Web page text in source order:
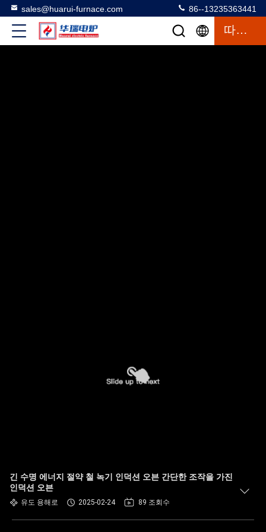
sales@huarui-furnace.com 86--13235363441
따옴표
긴 수명 에너지 절약 철 녹기 인덕션 오븐 간단한 조작을 가진
인덕션 오븐
유도 용해로 2025-02-24 89 조회수